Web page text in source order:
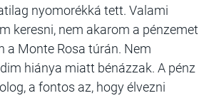
nyomorékká tett. Valami
keresni, nem akarom a pénzemet
a Monte Rosa túrán. Nem
hiánya miatt bénázzak. A pénz
a fontos az, hogy élvezni